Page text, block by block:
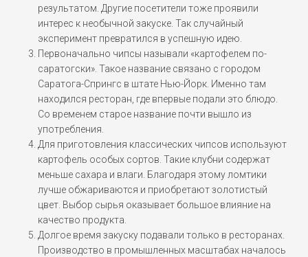
результатом. Другие посетители тоже проявили
интерес к необычной закуске. Так случайный
эксперимент превратился в успешную идею.
Первоначально чипсы называли «картофелем по-
саратогски». Такое название связано с городом
Саратога-Спрингс в штате Нью-Йорк. Именно там
находился ресторан, где впервые подали это блюдо.
Со временем старое название почти вышло из
употребления.
Для приготовления классических чипсов используют
картофель особых сортов. Такие клубни содержат
меньше сахара и влаги. Благодаря этому ломтики
лучше обжариваются и приобретают золотистый
цвет. Выбор сырья оказывает большое влияние на
качество продукта.
Долгое время закуску подавали только в ресторанах.
Производство в промышленных масштабах началось